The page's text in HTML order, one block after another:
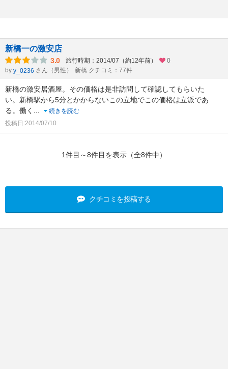
新橋一の激安店
3.0 旅行時期：2014/07（約12年前）
0
by y_0236 さん（男性） 新橋 クチコミ：77件
新橋の激安居酒屋。その価格は是非訪問して確認してもらいた
い。新橋駅から5分とかからないこの立地でこの価格は立派であ
る。働く ...
続きを読む
投稿日:2014/07/10
1件目～8件目を表示（全8件中）
クチコミを投稿する